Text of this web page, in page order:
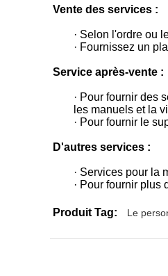
Vente des services :
· Selon l'ordre ou
· Fournissez un
Service après-vente :
· Pour fournir des
les manuels et la
· Pour fournir le
D'autres services :
· Services pour la
· Pour fournir
Produit Tag: Le